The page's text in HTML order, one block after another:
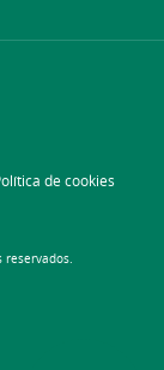
de cookies
reservados.